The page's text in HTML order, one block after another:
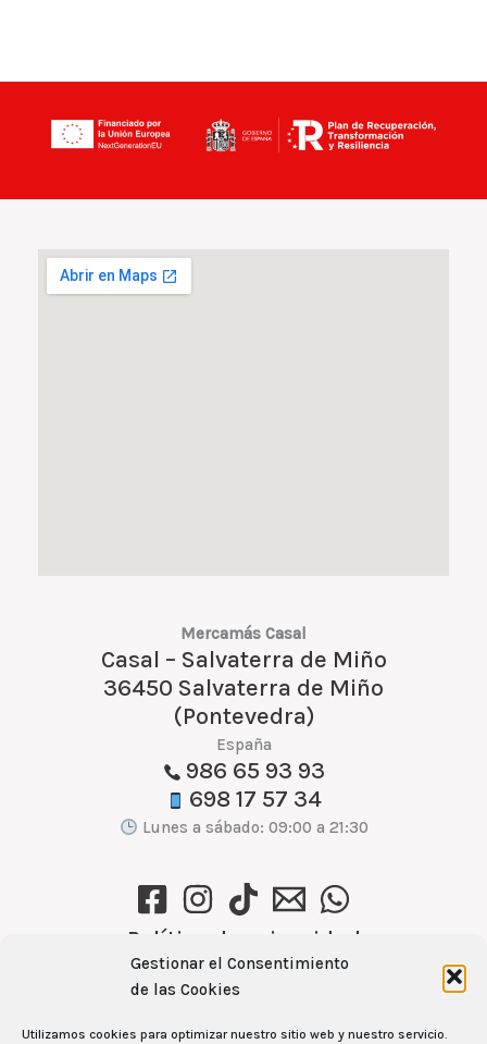
Gestionar el Consentimiento
de las Cookies
Utilizamos cookies para optimizar nuestro sitio web y nuestro servicio.
Mercamás Casal
Casal – Salvaterra de Miño
36450 Salvaterra de Miño
(Pontevedra)
España
986 65 93 93
698 17 57 34
Lunes a sábado: 09:00 a 21:30
Política de privacidad
Política de cookies (UE)
Aviso Legal